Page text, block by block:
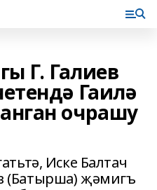
Г. Галиев
Гаилә
очрашу
Иске Балтач
(Батырша) җәмигъ